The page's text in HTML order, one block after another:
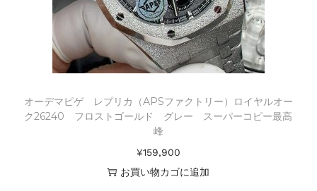
オーデマピゲ レプリカ（APSファクトリー）ロイヤルオー
ク26240 フロストゴールド グレー スーパーコピー最高
峰
¥159,900
お買い物カゴに追加